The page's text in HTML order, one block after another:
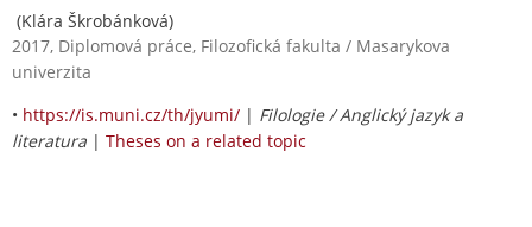
(Klára Škrobánková)
2017, Diplomová práce, Filozofická fakulta / Masarykova
univerzita
• https://is.muni.cz/th/jyumi/ | Filologie / Anglický jazyk a
literatura | Theses on a related topic